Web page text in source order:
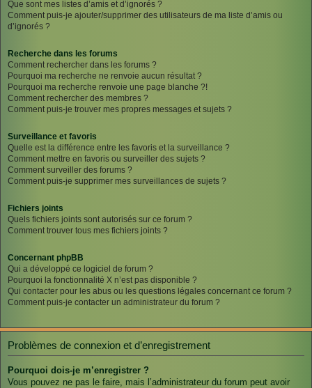
Que sont mes listes d’amis et d’ignorés ?
Comment puis-je ajouter/supprimer des utilisateurs de ma liste d’amis ou
d’ignorés ?
Recherche dans les forums
Comment rechercher dans les forums ?
Pourquoi ma recherche ne renvoie aucun résultat ?
Pourquoi ma recherche renvoie une page blanche ?!
Comment rechercher des membres ?
Comment puis-je trouver mes propres messages et sujets ?
Surveillance et favoris
Quelle est la différence entre les favoris et la surveillance ?
Comment mettre en favoris ou surveiller des sujets ?
Comment surveiller des forums ?
Comment puis-je supprimer mes surveillances de sujets ?
Fichiers joints
Quels fichiers joints sont autorisés sur ce forum ?
Comment trouver tous mes fichiers joints ?
Concernant phpBB
Qui a développé ce logiciel de forum ?
Pourquoi la fonctionnalité X n’est pas disponible ?
Qui contacter pour les abus ou les questions légales concernant ce forum ?
Comment puis-je contacter un administrateur du forum ?
Problèmes de connexion et d’enregistrement
Pourquoi dois-je m’enregistrer ?
Vous pouvez ne pas le faire, mais l’administrateur du forum peut avoir